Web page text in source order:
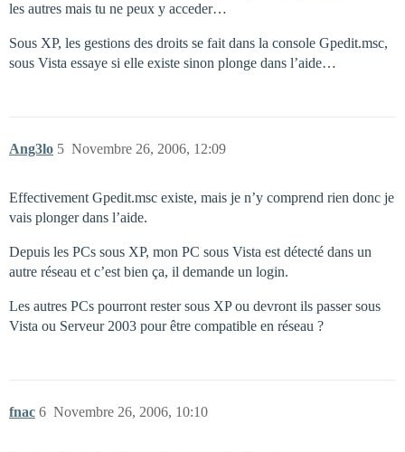
les autres mais tu ne peux y acceder…
Sous XP, les gestions des droits se fait dans la console Gpedit.msc,
sous Vista essaye si elle existe sinon plonge dans l’aide…
Ang3lo Novembre 26, 2006, 12:09
5
Effectivement Gpedit.msc existe, mais je n’y comprend rien donc je
vais plonger dans l’aide.
Depuis les PCs sous XP, mon PC sous Vista est détecté dans un
autre réseau et c’est bien ça, il demande un login.
Les autres PCs pourront rester sous XP ou devront ils passer sous
Vista ou Serveur 2003 pour être compatible en réseau ?
fnac Novembre 26, 2006, 10:10
6